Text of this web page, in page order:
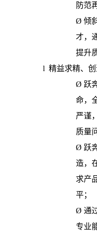
防范
Ø倾
才，
提升
l精益求精、
Ø 跃
命，
严谨
质量
Ø 跃
造，
求产
平；
Ø通
专业